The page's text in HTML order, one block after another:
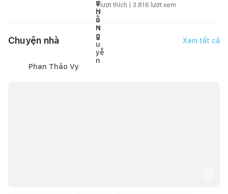
1lượt thích | 3.816 lượt xem
Chuyện nhà Xem tất cả
Phan Thảo Vy